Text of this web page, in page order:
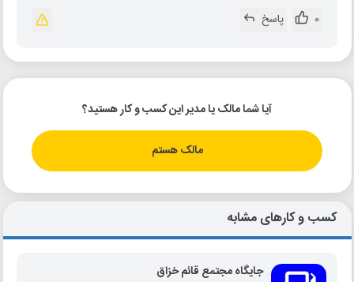
0
پاسخ
آیا شما مالک یا مدیر این کسب و کار هستید؟
مالک هستم
کسب و کارهای مشابه
جایگاه مجتمع قائم خزاق